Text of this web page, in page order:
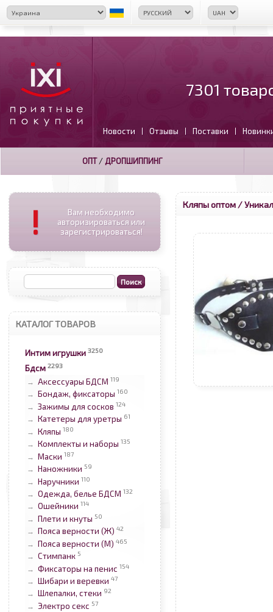
7301
Новости | Отзывы | Поставки |
ОПТ/ ДРОПШИППИНГ
!
Вам необходимо
авторизироваться или
зарегистрироваться!
КАТАЛОГ ТОВАРОВ
Интим игрушки 3250
Бдсм 2293
→ Аксессуары БДСМ 119
→ Бондаж, фиксаторы 160
→ Зажимы для сосков 124
→ Катетеры для уретры 61
→ Кляпы 180
→ Комплекты и наборы 135
→ Маски 187
→ Наножники 59
→ Наручники 110
→ Одежда, белье БДСМ 132
→ Ошейники 114
→ Плети и кнуты 50
→ Пояса верности (Ж) 42
→ Пояса верности (М) 465
→ Стимпанк 5
→ Фиксаторы на пенис 154
→ Шибари и веревки 47
→ Шлепалки, стеки 92
→ Электро секс 57
Кляпы оптом/